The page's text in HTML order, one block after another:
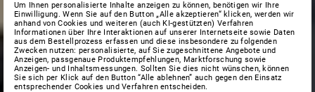
Um Ihnen personalisierte Inhalte anzeigen zu können, benötigen wir Ihre
Einwilligung. Wenn Sie auf den Button „Alle akzeptieren“ klicken, werden wir
anhand von Cookies und weiteren (auch KI-gestützten) Verfahren
Informationen über Ihre Interaktionen auf unserer Internetseite sowie Daten
aus dem Bestellprozess erfassen und diese insbesondere zu folgenden
Zwecken nutzen: personalisierte, auf Sie zugeschnittene Angebote und
Anzeigen, passgenaue Produktempfehlungen, Marktforschung sowie
Anzeigen- und Inhaltsmessungen. Sollten Sie dies nicht wünschen, können
Sie sich per Klick auf den Button “Alle ablehnen” auch gegen den Einsatz
entsprechender Cookies und Verfahren entscheiden.